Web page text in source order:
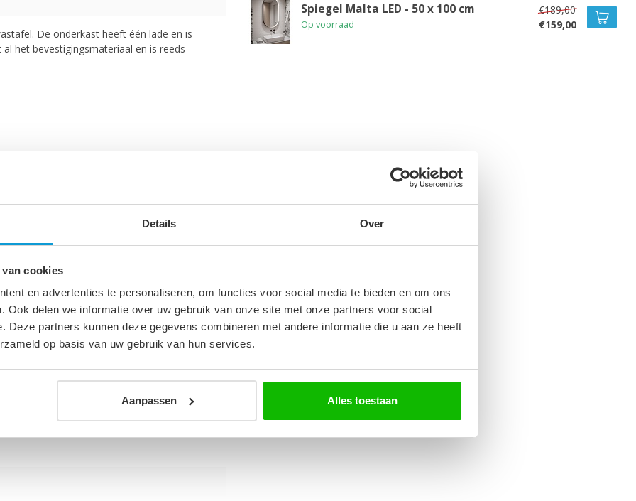
Details Over
cookies
en advertenties te personaliseren, om functies voor social media te bieden en om ons
Ook delen we informatie over uw gebruik van onze site met onze partners voor social
Deze partners kunnen deze gegevens combineren met andere informatie die u aan ze heeft
op basis van uw gebruik van hun services.
Aanpassen Alles toestaan
De onderkast heeft één lade en is
het bevestigingsmateriaal en is reeds
gemonteerd en zit kant en klaar in de
Spiegel Malta LED - 50 x 100 cm
Op voorraad
€189,00
€159,00